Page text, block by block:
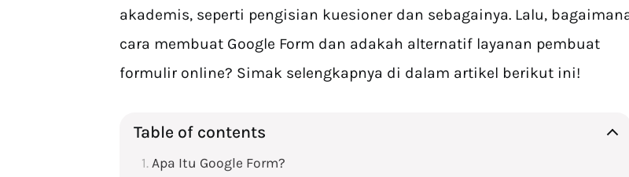
akademis, seperti pengisian kuesioner dan sebagainya. Lalu,
cara membuat Google Form dan adakah alternatif layanan pembuat
formulir online? Simak selengkapnya di dalam artikel berikut ini!
Table of contents
Apa Itu Google Form?